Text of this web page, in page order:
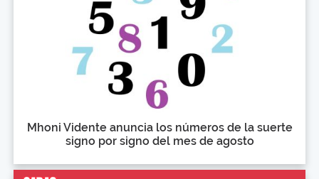
Mhoni Vidente anuncia los números de la suerte
signo por signo del mes de agosto